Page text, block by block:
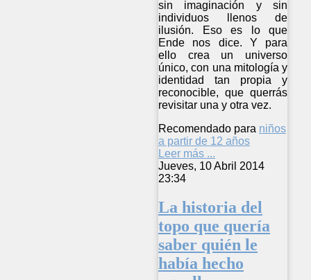
sin imaginación y sin
individuos llenos de
ilusión. Eso es lo que
Ende nos dice. Y para
ello crea un universo
único, con una mitología y
identidad tan propia y
reconocible, que querrás
revisitar una y otra vez.
Recomendado para niños
a partir de 12 años
Leer más ...
Jueves, 10 Abril 2014
23:34
La historia del
topo que quería
saber quién le
había hecho